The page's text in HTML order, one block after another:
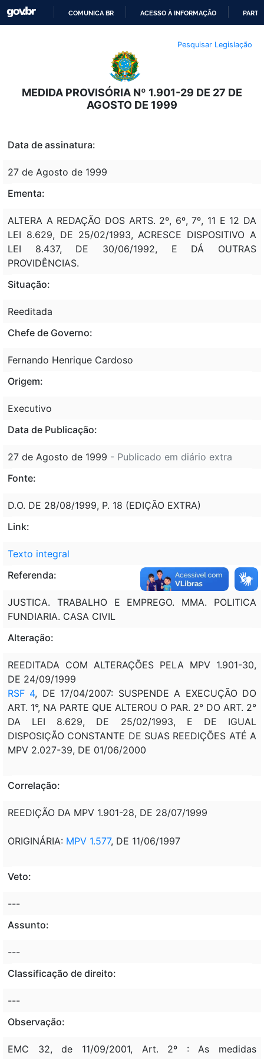
O
CONTEÚDO
COMUNICA BR ACESSO À INFORMAÇÃO
Pesquisar Legislação
MEDIDA PROVISÓRIA Nº 1.901-29 DE 27 DE
AGOSTO DE 1999
Data de assinatura:
27 de Agosto de 1999
Ementa:
ALTERA A REDAÇÃO DOS ARTS. 2º, 6º, 7º, 11 E 12 DA
LEI 8.629, DE 25/02/1993, ACRESCE DISPOSITIVO A
LEI 8.437, DE 30/06/1992, E DÁ OUTRAS
PROVIDÊNCIAS.
Situação:
Reeditada
Chefe de Governo:
Fernando Henrique Cardoso
Origem:
Executivo
Data de Publicação:
27 de Agosto de 1999 - Publicado em diário extra
Fonte:
D.O. DE 28/08/1999, P. 18 (EDIÇÃO EXTRA)
Link:
Texto integral
Referenda:
JUSTICA. TRABALHO E EMPREGO. MMA. POLITICA
FUNDIARIA. CASA CIVIL
Alteração:
REEDITADA COM ALTERAÇÕES PELA MPV 1.901-30,
DE 24/09/1999
RSF 4, DE 17/04/2007: SUSPENDE A EXECUÇÃO DO
ART. 1°, NA PARTE QUE ALTEROU O PAR. 2° DO ART. 2°
DA LEI 8.629, DE 25/02/1993, E DE IGUAL
DISPOSIÇÃO CONSTANTE DE SUAS REEDIÇÕES ATÉ A
MPV 2.027-39, DE 01/06/2000
Correlação:
REEDIÇÃO DA MPV 1.901-28, DE 28/07/1999
ORIGINÁRIA: MPV 1.577, DE 11/06/1997
Veto:
---
Assunto:
---
Classificação de direito:
---
Observação:
EMC 32, de 11/09/2001, Art. 2º : As medidas